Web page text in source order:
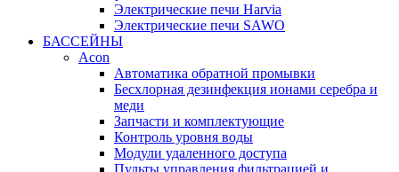
Электрические печи Harvia
Электрические печи SAWO
БАССЕЙНЫ
Acon
Автоматика обратной промывки
Беcхлорная дезинфекция ионами серебра и
меди
Запчасти и комплектующие
Контроль уровня воды
Модули удаленного доступа
Пульты управления фильтрацией и